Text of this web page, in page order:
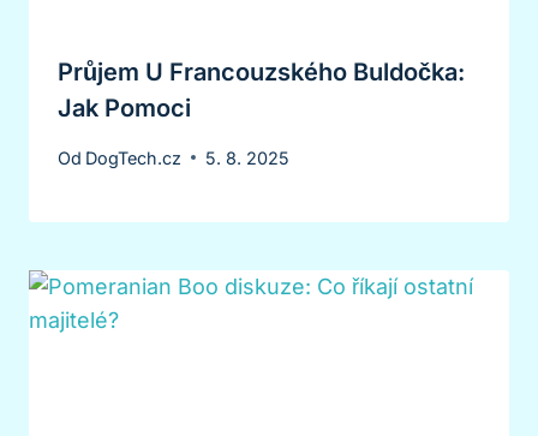
Průjem U Francouzského Buldočka:
Jak Pomoci
Od DogTech.cz 5. 8. 2025